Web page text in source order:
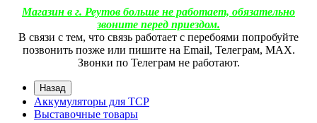
Магазин в г. Реутов больше не работает, обязательно
звоните перед приездом.
В связи с тем, что связь работает с перебоями попробуйте
позвонить позже или пишите на Email, Телеграм, МАХ.
Звонки по Телеграм не работают.
Назад
Аккумуляторы для ТСР
Выставочные товары